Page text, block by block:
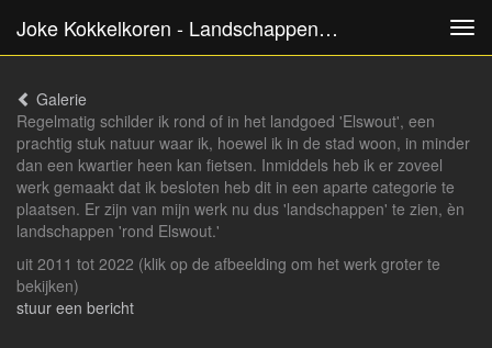
Joke Kokkelkoren - Landschappen Rond Elswout
Galerie
Regelmatig schilder ik rond of in het landgoed 'Elswout', een
prachtig stuk natuur waar ik, hoewel ik in de stad woon, in minder
dan een kwartier heen kan fietsen. Inmiddels heb ik er zoveel
werk gemaakt dat ik besloten heb dit in een aparte categorie te
plaatsen. Er zijn van mijn werk nu dus 'landschappen' te zien, èn
landschappen 'rond Elswout.'
uit 2011 tot 2022 (klik op de afbeelding om het werk groter te
bekijken)
stuur een bericht